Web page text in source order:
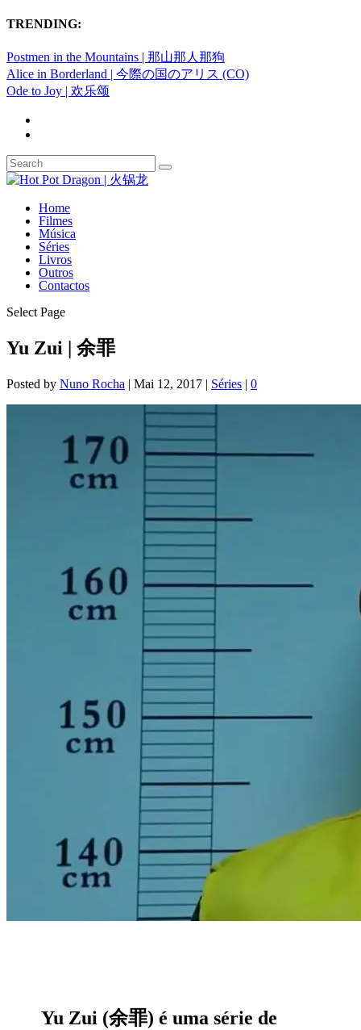
TRENDING:
Postmen in the Mountains | 那山那人那狗
Alice in Borderland | 今際の国のアリス (CO)
Ode to Joy | 欢乐颂
Home
Filmes
Música
Séries
Livros
Outros
Contactos
Select Page
Yu Zui | 余罪
Posted by Nuno Rocha | Mai 12, 2017 | Séries | 0
Yu Zui (余罪) é uma série de